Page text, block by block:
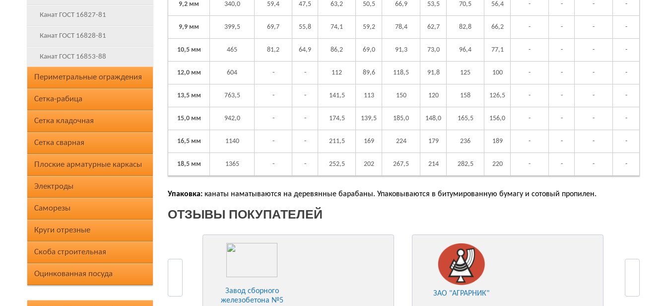
Канат ГОСТ 16827-81
Канат ГОСТ 16828-81
Канат ГОСТ 16853-88
Периметральные ограждения
Сетка-рабица
Сетка кладочная
Сетка сварная
Плоские арматурные каркасы
Электроды
Саморезы
Круги отрезные
Скоба строительная
Оцинкованная посуда
9,2 мм 340,0 59,4 47,5 63,2 50,5 66,9 53,5 70,5 56,4 - - - -
9,9 мм 399,5 69,7 55,8 74,1 59,2 78,4 62,7 82,8 66,2 - - - -
10,5 мм 465 81,2 64,9 86,2 69,0 91,3 73,0 96,4 77,1 - - - -
12,0 мм 604 - - 112 89,6 118,5 91,8 125 100 - - - -
13,5 мм 763,5 - - 141,5 113 150 120 158 126,5 - - - -
15,0 мм 942,0 - - 174,5 139,5 185,0 148,0 165,5 156,0 - - - -
16,5 мм 1140 - - 211,5 169 224 179 236 189 - - - -
18,5 мм 1365 - - 252,5 202 267,5 214 282,5 220 - - - -
Упаковка: канаты наматываются на деревянные барабаны. Упаковываются в битумированную бумагу и сотовый пропилен.
ОТЗЫВЫ ПОКУПАТЕЛЕЙ
Завод сборного
железобетона №5
ЗАО "АГРАРНИК"